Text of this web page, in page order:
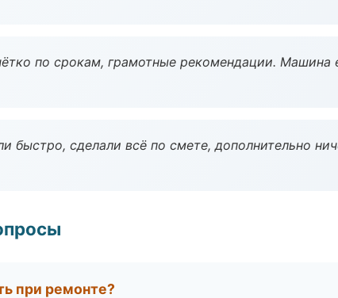
по срокам, грамотные рекомендации. Машина
быстро, сделали всё по смете, дополнительно
при ремонте?